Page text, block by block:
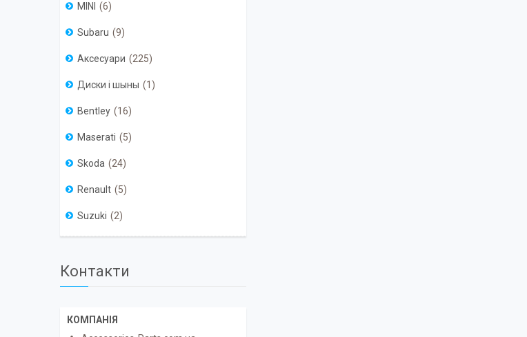
MINI 6
Subaru 9
Аксесуари 225
Диски і шыны 1
Bentley 16
Maserati 5
Skoda 24
Renault 5
Suzuki 2
Контакти